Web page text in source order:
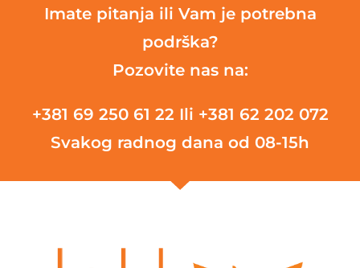
Imate pitanja ili Vam je potrebna
podrška?
Pozovite nas na:
+381 69 250 61 22 Ili +381 62 202 072
Svakog radnog dana od 08-15h